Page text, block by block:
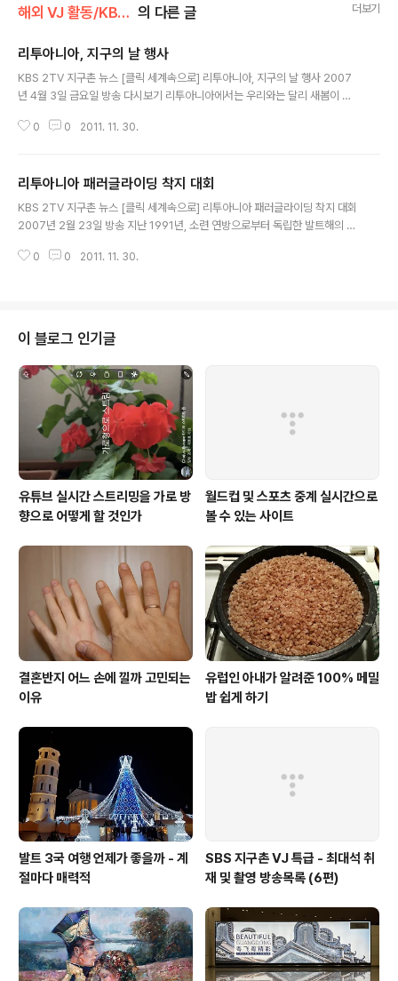
해외 VJ 활동/KBS TV 의 다른 글 더보기
리투아니아, 지구의 날 행사
KBS 2TV 지구촌 뉴스 [클릭 세계속으로] 리투아니아, 지구의 날 행사 2007
년 4월 3일 금요일 방송 다시보기 리투아니아에서는 우리와는 달리 새봄이 시
기 '몰리누카이'에서 나는 새소리-전통 민속 합창단이 부르는 봄의 노래가 생명
도 커지고 있습니다." 빌뉴스시의 한 초등학교. 학생들이 손에, 손에.. 새 집을 들
고 숲으로 향합니다. 직접 만들거나 인근 가게에서 제공받은 새집들을 나무에
걸기 위해서 입니다. 남쪽에서 날아 올 철새들이 편하게 둥지를 틀고 알을 낳을
0 0 2011. 11. 30.
리투아니아 패러글라이딩 착지 대회
KBS 2TV 지구촌 뉴스 [클릭 세계속으로] 리투아니아 패러글라이딩 착지 대회
2007년 2월 23일 방송 지난 1991년, 소련 연방으로부터 독립한 발트해의 리
옛 수도이자 관광 명소로 알려진 트라카이. 트라카이 성 근처 얼어붙은 호수 위
까지 시도해 착지점과의 거리를 합산한 뒤 제일 짧은 선수가 우승하게 됩니다.
바람아 불어다오~ 바람이 불지 않아 이륙하려는 선수들이 여간 애를 먹는 게 아
닙니다..
0 0 2011. 11. 30.
이 블로그 인기글
유튜브 실시간 스트리밍을 가로 방
향으로 어떻게 할 것인가
월드컵 및 스포츠 중계 실시간으로
볼 수 있는 사이트
결혼반지 어느 손에 낄까 고민되는
이유
유럽인 아내가 알려준 100% 메밀
밥 쉽게 하기
발트 3국 여행 언제가 좋을까 - 계
절마다 매력적
SBS 지구촌 VJ 특급 - 최대석 취
재 및 촬영 방송목록 (6편)